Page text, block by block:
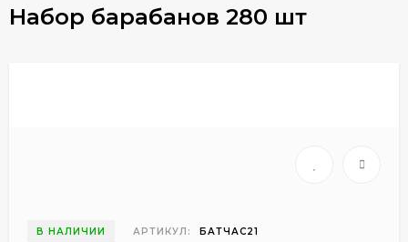
Набор барабанов 280 шт
В НАЛИЧИИ АРТИКУЛ: БАТЧАС21